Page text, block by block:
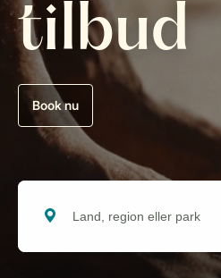
tilbud
Book nu